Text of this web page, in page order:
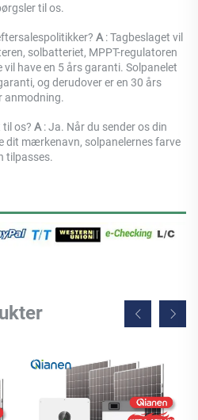
til os.
A : Tagbeslaget vil
solbatteriet, MPPT-regulatoren
have en 5 års garanti. Solpanelet
og derudover er en 30 års
anmodning.
til os? A : Ja. Når du sender os din
dit mærkenavn, solpanelernes farve
tilpasses.